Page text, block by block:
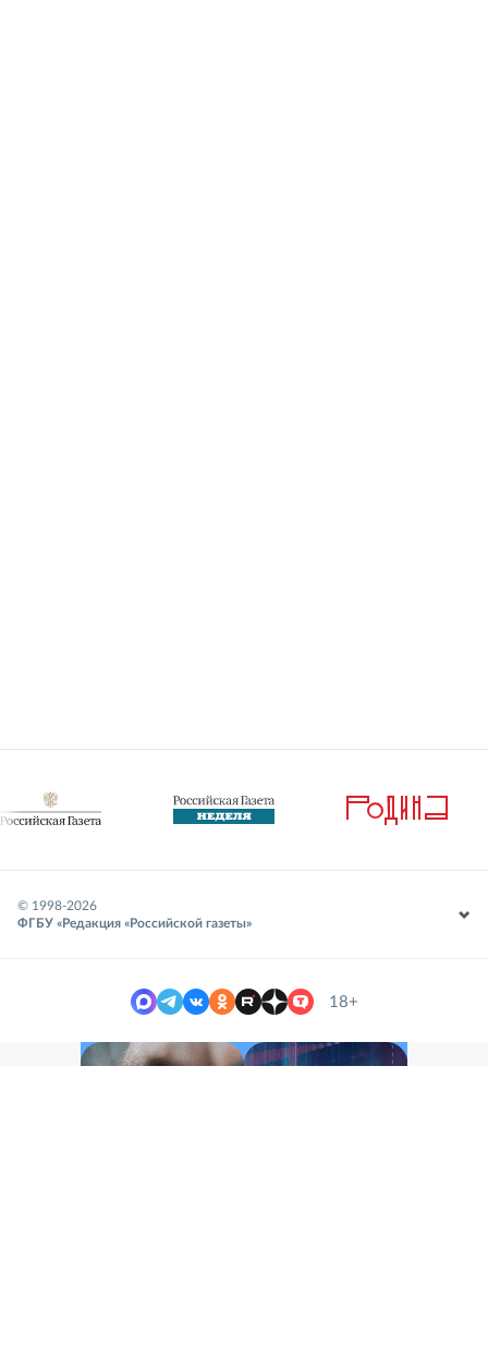
© 1998-2026
ФГБУ «Редакция «Российской газеты»
18+